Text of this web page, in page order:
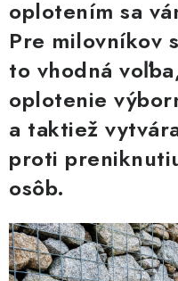
TIENIACE PRVKY
VIAZACIE DRÔTY
ZEMNÉ VRUTY
INŠPIRUJTE SA
Obchodné podmienky
Podmienky ochrany
oplotením sa
Pre milovníkov
to vhodná
oplotenie
a taktiež
proti
osôb.